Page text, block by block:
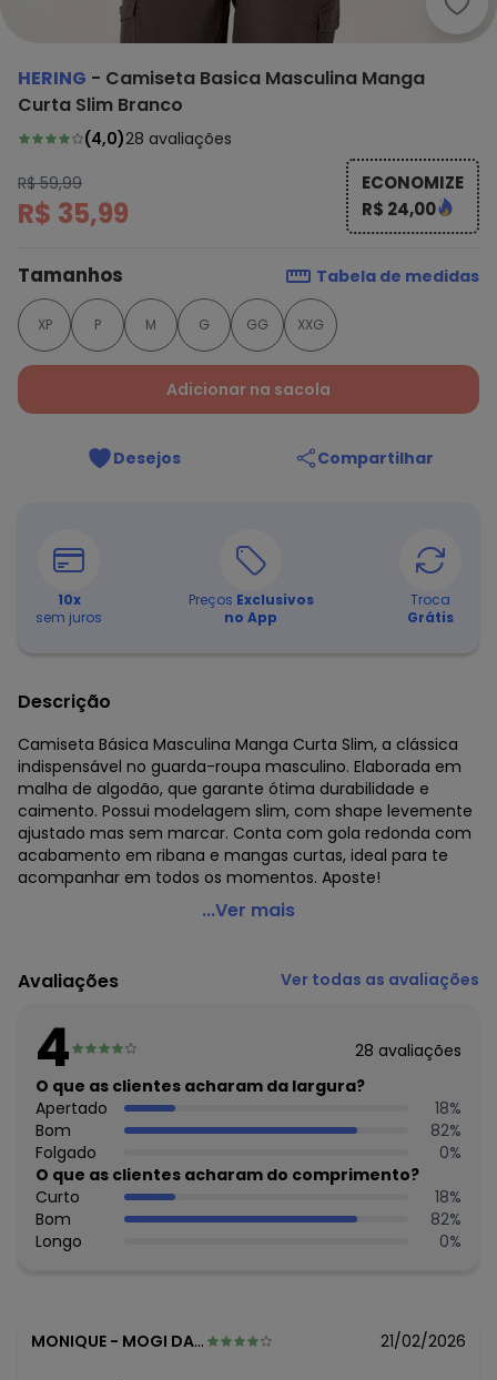
HERING - Camiseta Basica Masculina Manga
Curta Slim Branco
(4,0)28 avaliações
R$ 59,99
R$ 35,99
ECONOMIZE
R$ 24,00
Tamanhos Tabela de medidas
XP P M G GG XXG
Adicionar na sacola
Desejos Compartilhar
10x
sem juros
Preços Exclusivos
no App
Troca
Grátis
Descrição
Camiseta Básica Masculina Manga Curta Slim, a clássica
indispensável no guarda-roupa masculino. Elaborada em
malha de algodão, que garante ótima durabilidade e
caimento. Possui modelagem slim, com shape levemente
ajustado mas sem marcar. Conta com gola redonda com
acabamento em ribana e mangas curtas, ideal para te
acompanhar em todos os momentos. Aposte!
Hering - Camiseta Basica Masculina Manga Curta Slim
Código do produto: 22198212
O preço apresentado abaixo é o menor oferecido em
algum dia do mês, para o menor tamanho disponível.
agosto/2026
julho/2026 N/D*
junho/2026 N/D*
maio/2026 N/D*
abril/2026 R$ 35,99
março/2026 R$ 35,99
fevereiro/2026 R$ 35,99
...Ver mais
Avaliações Ver todas as avaliações
4 28 avaliações
O que as clientes acharam da largura?
Apertado
18%
Bom
82%
Folgado
0%
O que as clientes acharam do comprimento?
Curto
18%
Bom
82%
Longo
0%
MONIQUE - MOGI DAS CRUZES - SP 21/02/2026